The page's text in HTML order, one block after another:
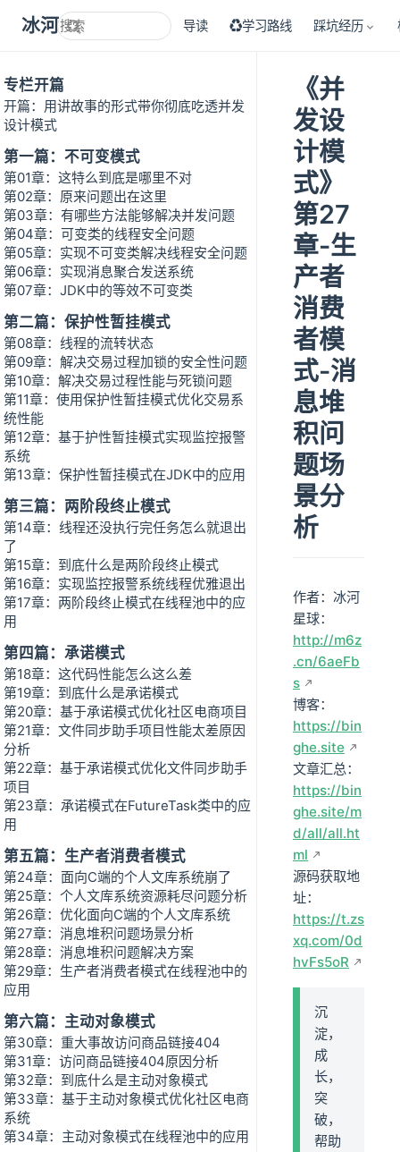
冰河技术 导读 ♻学习路线 踩坑经历
专栏开篇
开篇：用讲故事的形式带你彻底吃透并发
设计模式
第一篇：不可变模式
第01章：这特么到底是哪里不对
第02章：原来问题出在这里
第03章：有哪些方法能够解决并发问题
第04章：可变类的线程安全问题
第05章：实现不可变类解决线程安全问题
第06章：实现消息聚合发送系统
第07章：JDK中的等效不可变类
第二篇：保护性暂挂模式
第08章：线程的流转状态
第09章：解决交易过程加锁的安全性问题
第10章：解决交易过程性能与死锁问题
第11章：使用保护性暂挂模式优化交易系
统性能
第12章：基于护性暂挂模式实现监控报警
系统
第13章：保护性暂挂模式在JDK中的应用
第三篇：两阶段终止模式
第14章：线程还没执行完任务怎么就退出
了
第15章：到底什么是两阶段终止模式
第16章：实现监控报警系统线程优雅退出
第17章：两阶段终止模式在线程池中的应
用
第四篇：承诺模式
第18章：这代码性能怎么这么差
第19章：到底什么是承诺模式
第20章：基于承诺模式优化社区电商项目
第21章：文件同步助手项目性能太差原因
分析
第22章：基于承诺模式优化文件同步助手
项目
第23章：承诺模式在FutureTask类中的应
用
第五篇：生产者消费者模式
第24章：面向C端的个人文库系统崩了
第25章：个人文库系统资源耗尽问题分析
第26章：优化面向C端的个人文库系统
第27章：消息堆积问题场景分析
第28章：消息堆积问题解决方案
第29章：生产者消费者模式在线程池中的
应用
第六篇：主动对象模式
第30章：重大事故访问商品链接404
第31章：访问商品链接404原因分析
第32章：到底什么是主动对象模式
第33章：基于主动对象模式优化社区电商
系统
第34章：主动对象模式在线程池中的应用
《并
发设
计模
式》
第27
章-生
产者
消费
者模
式-消
息堆
积问
题场
景分
析
作者：冰河
星球：
http://m6z
.cn/6aeFb
s
博客：
https://bin
ghe.site
文章汇总：
https://bin
ghe.site/m
d/all/all.ht
ml
源码获取地
址：
https://t.zs
xq.com/0d
hvFs5oR
沉
淀，
成
长，
突
破，
帮助